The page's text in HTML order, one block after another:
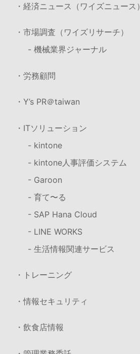
・経済ニュース（ワイズニュース）
・市場調査（ワイズリサーチ）
- 機械業界ジャーナル
・労務顧問
・Y’s PR＠taiwan
・ITソリューション
- kintone
- kintone人事評価システム
- Garoon
- 育て〜る
- SAP Hana Cloud
- LINE WORKS
- 生活情報関連サービス
・トレーニング
・情報セキュリティ
・飲食店情報